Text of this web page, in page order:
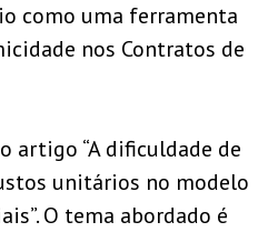
como uma ferramenta
nos Contratos de
artigo “A dificuldade de
unitários no modelo
O tema abordado é